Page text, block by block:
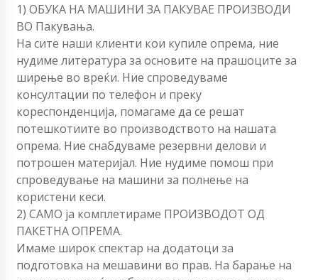
1) ОБУКА НА МАШИНИ ЗА ПАКУВАЕ ПРОИЗВОДИ
ВО Пакувања.
На сите наши клиенти кои купиле опрема, ние
нудиме литература за основите на прашоците за
ширење во вреќи. Ние спроведуваме
консултации по телефон и преку
кореспонденција, помагаме да се решат
потешкотиите во производството на нашата
опрема. Ние снабдуваме резервни делови и
потрошен материјал. Ние нудиме помош при
спроведување на машини за полнење на
користени кеси.
2) САМО ја комплетираме ПРОИЗВОДОТ ОД
ПАКЕТНА ОПРЕМА.
Имаме широк спектар на додатоци за
подготовка на мешавини во прав. На барање на